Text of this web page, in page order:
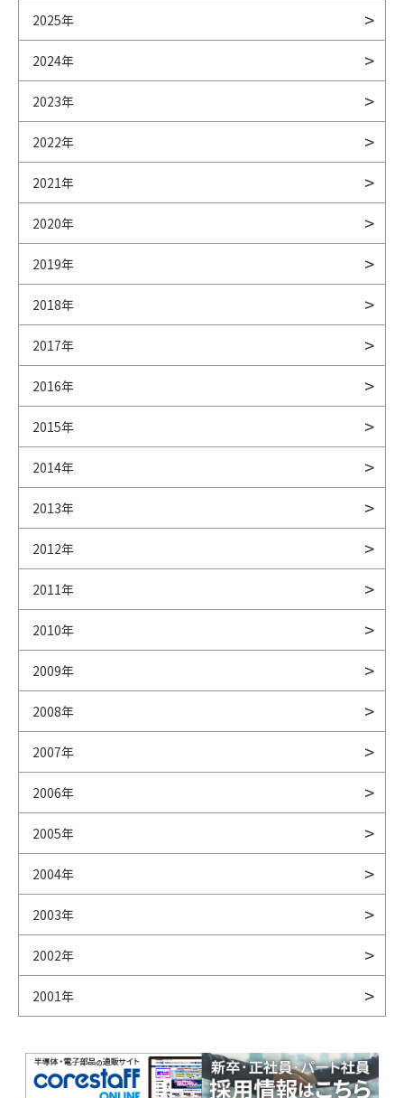
2025年
2024年
2023年
2022年
2021年
2020年
2019年
2018年
2017年
2016年
2015年
2014年
2013年
2012年
2011年
2010年
2009年
2008年
2007年
2006年
2005年
2004年
2003年
2002年
2001年